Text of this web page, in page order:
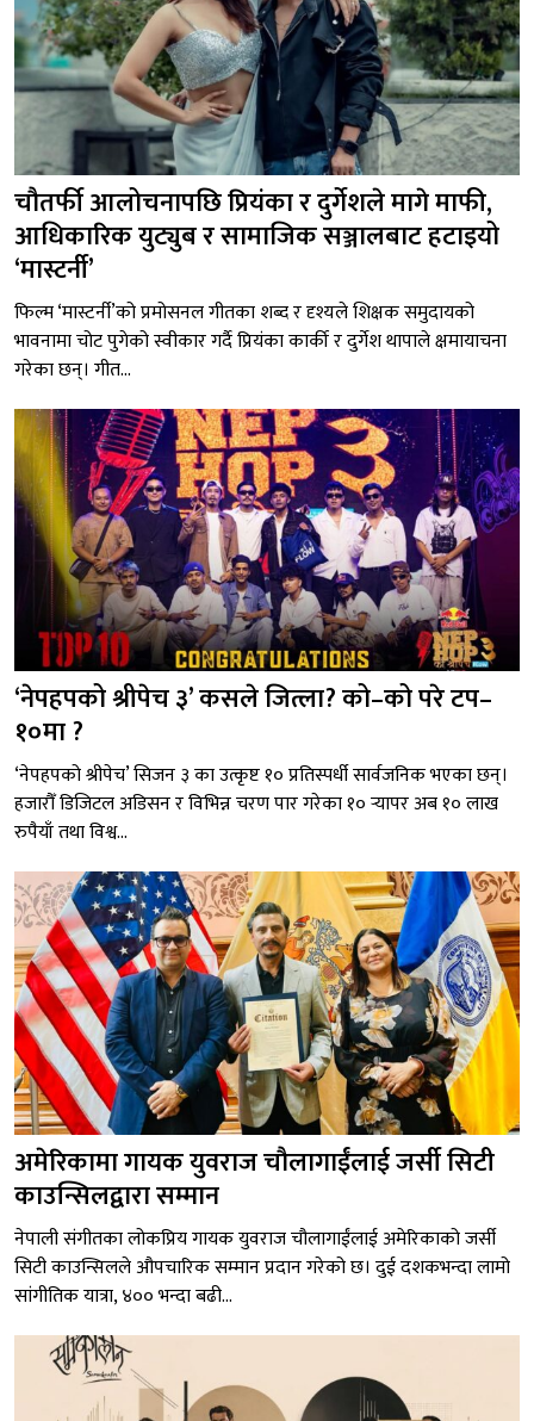
चौतर्फी आलोचनापछि प्रियंका र दुर्गेशले मागे माफी,
आधिकारिक युट्युब र सामाजिक सञ्जालबाट हटाइयो
‘मास्टर्नी’
फिल्म ‘मास्टर्नी’को प्रमोसनल गीतका शब्द र दृश्यले शिक्षक समुदायको
भावनामा चोट पुगेको स्वीकार गर्दै प्रियंका कार्की र दुर्गेश थापाले क्षमायाचना
गरेका छन्। गीत...
‘नेपहपको श्रीपेच ३’ कसले जित्ला? को–को परे टप–
१०मा ?
‘नेपहपको श्रीपेच’ सिजन ३ का उत्कृष्ट १० प्रतिस्पर्धी सार्वजनिक भएका छन्।
हजारौँ डिजिटल अडिसन र विभिन्न चरण पार गरेका १० र्‍यापर अब १० लाख
रुपैयाँ तथा विश्व...
अमेरिकामा गायक युवराज चौलागाईंलाई जर्सी सिटी
काउन्सिलद्वारा सम्मान
नेपाली संगीतका लोकप्रिय गायक युवराज चौलागाईंलाई अमेरिकाको जर्सी
सिटी काउन्सिलले औपचारिक सम्मान प्रदान गरेको छ। दुई दशकभन्दा लामो
सांगीतिक यात्रा, ४०० भन्दा बढी...